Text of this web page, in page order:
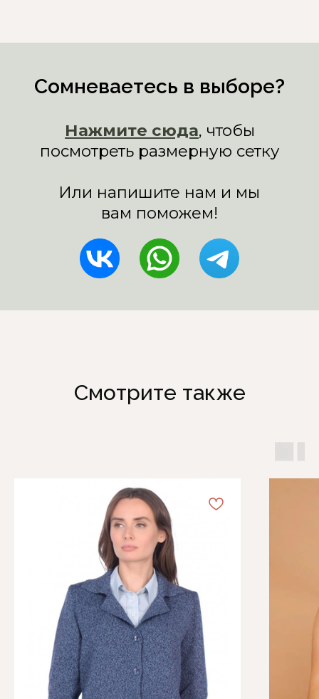
Смотрите также
ИП Трунина Т.П.
Контакты
Отзывы
+7 (495) 767-73-75
Блог
г. Москва, ул. Сретенка, д. 27/5
О компании
7677375@dikona.ru
Обмен и возврат
ПН-СБ с 10:00 до 20:00
ВС с 10:00 до 19:00
Оплата и доставка